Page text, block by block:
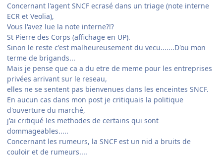
Concernant l'agent SNCF ecrasé dans un triage (note interne
ECR et Veolia),
Vous l'avez lue la note interne?!?
St Pierre des Corps (affichage en UP).
Sinon le reste c'est malheureusement du vecu.......D'ou mon
terme de brigands...
Mais je pense que ca a du etre de meme pour les entreprises
privées arrivant sur le reseau,
elles ne se sentent pas bienvenues dans les enceintes SNCF.
En aucun cas dans mon post je critiquais la politique
d'ouverture du marché,
j'ai critiqué les methodes de certains qui sont
dommageables.....
Concernant les rumeurs, la SNCF est un nid a bruits de
couloir et de rumeurs....